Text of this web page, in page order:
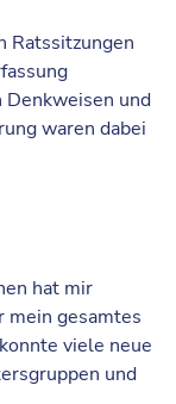
Ratssitzungen
und
waren dabei
hat mir
mein gesamtes
viele neue
und